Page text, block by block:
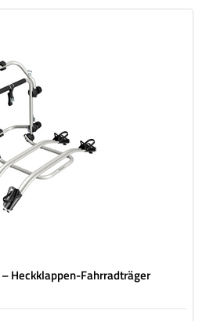
Heckklappen-Fahrradträger
45 kg
Aluminiumkonstruktion